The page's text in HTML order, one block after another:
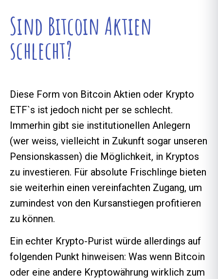
Sind Bitcoin Aktien
schlecht?
Diese Form von Bitcoin Aktien oder Krypto
ETF`s ist jedoch nicht per se schlecht.
Immerhin gibt sie institutionellen Anlegern
(wer weiss, vielleicht in Zukunft sogar unseren
Pensionskassen) die Möglichkeit, in Kryptos
zu investieren. Für absolute Frischlinge bieten
sie weiterhin einen vereinfachten Zugang, um
zumindest von den Kursanstiegen profitieren
zu können.
Ein echter Krypto-Purist würde allerdings auf
folgenden Punkt hinweisen: Was wenn Bitcoin
oder eine andere Kryptowährung wirklich zum